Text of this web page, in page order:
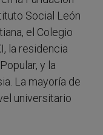
Social León
el Colegio
la residencia
y la
La mayoría de
universitario